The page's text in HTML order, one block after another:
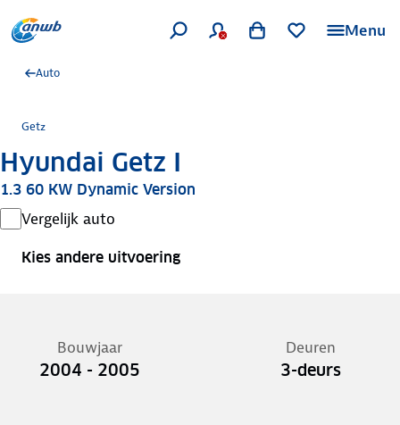
Menu
Auto
Getz
Hyundai Getz I
1.3 60 KW Dynamic Version
Vergelijk auto
Kies andere uitvoering
Bouwjaar
2004 - 2005
Deuren
3-deurs